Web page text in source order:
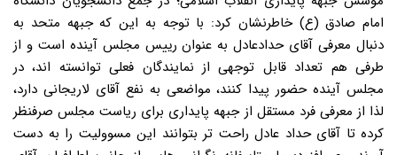
امام صادق (ع) خاطرنشان کرد: با توجه به این که جبهه متحد به
دنبال معرفی آقای حدادعادل به عنوان رییس مجلس آینده است و از
طرفی هم تعداد قابل توجهی از نمایندگان فعلی توانسته اند، در
مجلس آینده حضور پیدا کنند، مواضعی به نفع آقای لاریجانی دارد،
لذا از معرفی فرد مستقل از جبهه پایداری برای ریاست مجلس صرفنظر
کرده تا آقای حداد عادل راحت تر بتوانند این مسوولیت را به دست